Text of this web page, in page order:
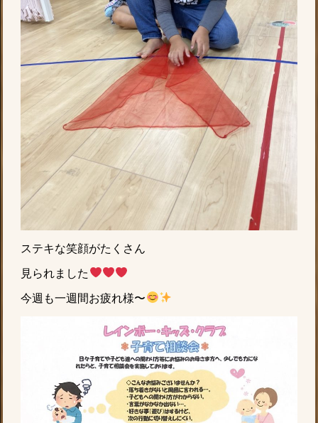
ステキな笑顔がたくさん
見られました
今週も一週間お疲れ様〜